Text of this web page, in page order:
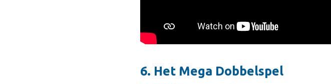
6. Het Mega Dobbelspel